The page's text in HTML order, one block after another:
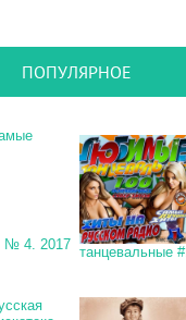
ПОПУЛЯРНОЕ
№ 4. 2017 танцевальные